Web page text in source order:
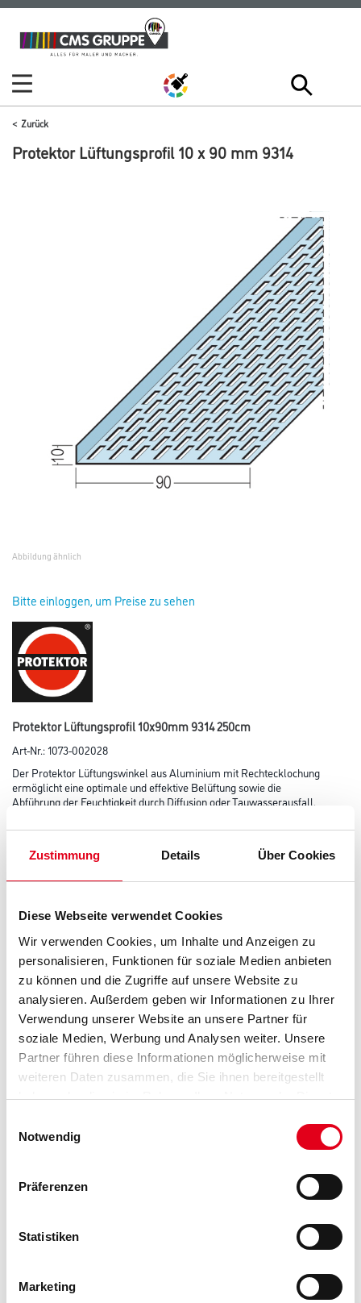
Zustimmung Details Über Cookies
Diese Webseite verwendet Cookies
Wir verwenden Cookies, um Inhalte und Anzeigen zu
personalisieren, Funktionen für soziale Medien anbieten
zu können und die Zugriffe auf unsere Website zu
analysieren. Außerdem geben wir Informationen zu Ihrer
Verwendung unserer Website an unsere Partner für
soziale Medien, Werbung und Analysen weiter. Unsere
Partner führen diese Informationen möglicherweise mit
weiteren Daten zusammen, die Sie ihnen bereitgestellt
haben oder die sie im Rahmen Ihrer Nutzung der Dienste
Notwendig
Präferenzen
Statistiken
Marketing
Zum
Inhalt
Zum
Navigationsmenü
Zurück
Protektor Lüftungsprofil 10 x 90 mm 9314
Abbildung ähnlich
Bitte einloggen, um Preise zu sehen
Protektor Lüftungsprofil 10x90mm 9314 250cm
Art-Nr.:1073-002028
Der Protektor Lüftungswinkel aus Aluminium mit Rechtecklochung
ermöglicht eine optimale und effektive Belüftung sowie die
Abführung der Feuchtigkeit durch Diffusion oder Tauwasserausfall.
der Belüftungsebene bestmöglich vermieden. Freier Lüftungsquerschnitt
Länge in centimeter
Breite in centimeter
Höhe in centimeter